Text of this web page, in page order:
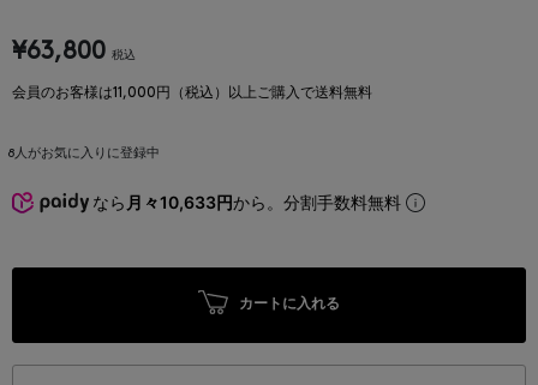
¥63,800 税込
会員のお客様は11,000円（税込）以上ご購入で送料無料
8人がお気に入りに登録中
なら 月々10,633円から。分割手数料無料
カートに入れる